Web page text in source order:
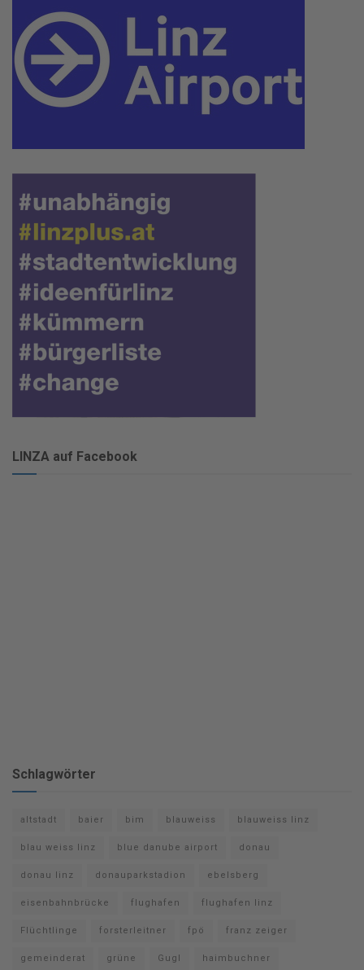
LINZA auf Facebook
Schlagwörter
altstadt baier bim blauweiss blauweiss linz
blau weiss linz blue danube airport donau
donau linz donauparkstadion ebelsberg
eisenbahnbrücke flughafen flughafen linz
Flüchtlinge forsterleitner fpö franz zeiger
gemeinderat grüne Gugl haimbuchner